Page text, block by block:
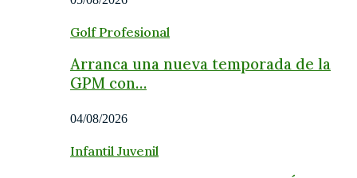
Golf Profesional
Arranca una nueva temporada de la
GPM con…
04/08/2026
Infantil Juvenil